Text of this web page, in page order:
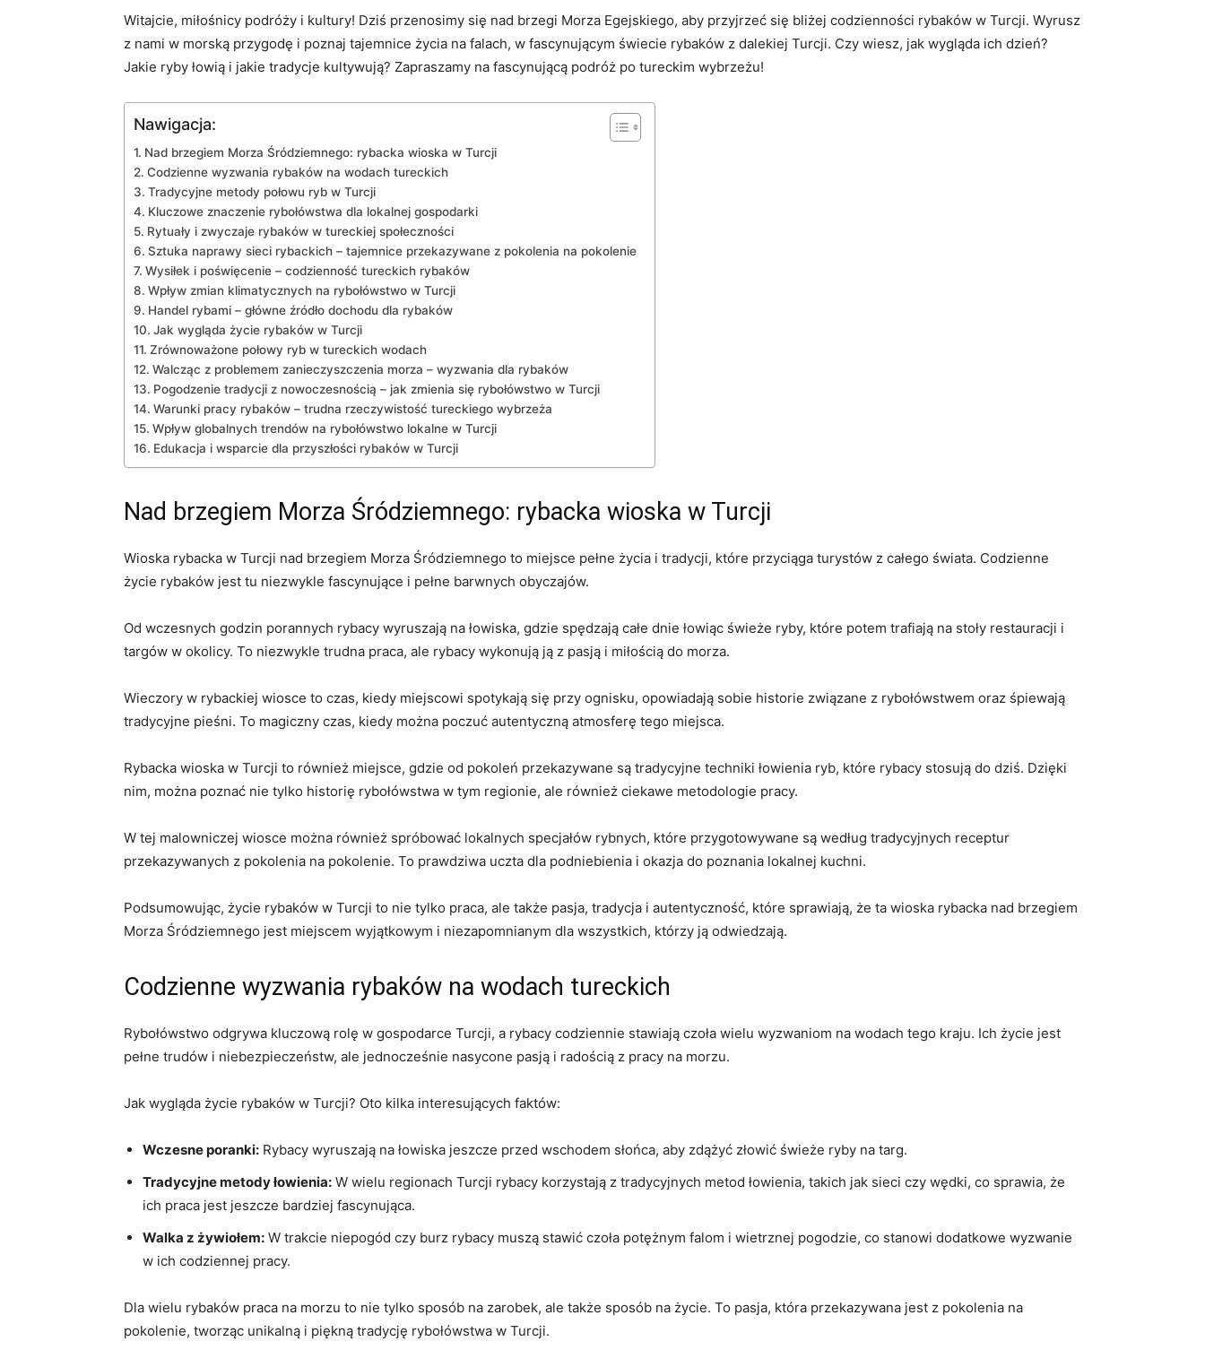
Witajcie, miłośnicy podróży i kultury! Dziś ⁢przenosimy się ⁣nad brzegi Morza Egejskiego, aby przyjrzeć się bliżej codzienności rybaków w Turcji. Wyrusz⁣
z nami w morską przygodę i poznaj tajemnice życia na falach, w fascynującym świecie rybaków z dalekiej Turcji. Czy wiesz, jak wygląda ich⁤ dzień?
Jakie ryby łowią i jakie tradycje kultywują? Zapraszamy na fascynującą podróż‌ po tureckim wybrzeżu!
Nawigacja:
Nad brzegiem Morza Śródziemnego: rybacka wioska‍ w​ Turcji
Codzienne wyzwania rybaków ​na wodach tureckich
Tradycyjne metody połowu ryb w Turcji
Kluczowe znaczenie ‌rybołówstwa dla lokalnej gospodarki
Rytuały i ⁤zwyczaje rybaków w tureckiej ​społeczności
Sztuka naprawy sieci rybackich – tajemnice przekazywane z pokolenia na pokolenie
Wysiłek i poświęcenie – codzienność tureckich rybaków
Wpływ zmian​ klimatycznych na rybołówstwo w Turcji
Handel rybami – główne źródło dochodu dla ⁢rybaków
Jak wygląda życie rybaków w Turcji
Zrównoważone‍ połowy ryb w tureckich wodach
Walcząc ‍z problemem zanieczyszczenia ‌morza – wyzwania ‌dla rybaków
Pogodzenie‌ tradycji⁤ z⁣ nowoczesnością – jak zmienia się ⁢rybołówstwo w Turcji
Warunki ⁤pracy rybaków⁣ – trudna rzeczywistość tureckiego wybrzeża
Wpływ globalnych trendów na rybołówstwo‌ lokalne ​w Turcji
Edukacja ‌i ⁤wsparcie dla przyszłości rybaków w Turcji
Nad brzegiem Morza Śródziemnego: rybacka wioska‍ w​ Turcji
Wioska rybacka‌ w Turcji nad brzegiem Morza Śródziemnego‍ to miejsce pełne życia i tradycji,⁤ które przyciąga turystów z całego ‍świata. Codzienne
życie rybaków jest tu niezwykle fascynujące​ i pełne barwnych obyczajów.
Od wczesnych godzin porannych rybacy wyruszają na łowiska, gdzie spędzają całe dnie⁢ łowiąc świeże ryby, które potem trafiają na stoły restauracji i
targów w okolicy. To niezwykle trudna praca, ale rybacy wykonują ⁣ją z pasją i miłością do morza.
Wieczory w rybackiej wiosce to czas, kiedy miejscowi spotykają się przy ognisku, opowiadają sobie historie ⁣związane‍ z rybołówstwem oraz śpiewają
tradycyjne pieśni. To magiczny czas, kiedy można poczuć autentyczną atmosferę tego miejsca.
Rybacka ​wioska ⁣w Turcji‍ to również miejsce, gdzie od pokoleń przekazywane są tradycyjne techniki łowienia ryb, które rybacy stosują do ⁣dziś. Dzięki
nim, można poznać nie tylko historię rybołówstwa w tym regionie, ale również ciekawe metodologie pracy.
W tej malowniczej wiosce można również spróbować lokalnych specjałów⁣ rybnych, które ⁤przygotowywane są według tradycyjnych receptur​
przekazywanych z pokolenia na pokolenie. To prawdziwa uczta dla ​podniebienia i okazja do​ poznania lokalnej kuchni.
Podsumowując, życie rybaków w Turcji to nie tylko praca, ale także⁣ pasja, tradycja i autentyczność, które sprawiają, że ta ​wioska rybacka ​nad brzegiem
Morza Śródziemnego jest miejscem wyjątkowym i niezapomnianym dla‍ wszystkich, którzy ją odwiedzają.
Codzienne wyzwania rybaków ​na wodach tureckich
Rybołówstwo odgrywa kluczową ⁤rolę w gospodarce Turcji, a rybacy codziennie stawiają czoła wielu wyzwaniom na wodach tego kraju. Ich życie jest
pełne trudów i niebezpieczeństw, ale jednocześnie nasycone pasją i radością z pracy na morzu.
Jak wygląda życie rybaków w Turcji? Oto kilka interesujących faktów:
Wczesne poranki: Rybacy⁤ wyruszają na łowiska jeszcze przed wschodem słońca, ⁤aby zdążyć złowić świeże ryby na targ.
Tradycyjne metody ⁤łowienia: W wielu regionach Turcji rybacy korzystają z tradycyjnych‌ metod łowienia, ​takich jak sieci czy wędki, co sprawia, że
ich praca ⁤jest jeszcze bardziej fascynująca.
Walka z żywiołem: W trakcie niepogód czy burz rybacy muszą stawić czoła ​potężnym falom i wietrznej pogodzie, co stanowi ​dodatkowe wyzwanie
w ⁢ich codziennej pracy.
Dla wielu rybaków praca‍ na morzu to nie⁣ tylko sposób na zarobek, ale także sposób na ‍życie. To pasja, która przekazywana jest z pokolenia na
pokolenie, tworząc unikalną i piękną tradycję rybołówstwa⁣ w Turcji.